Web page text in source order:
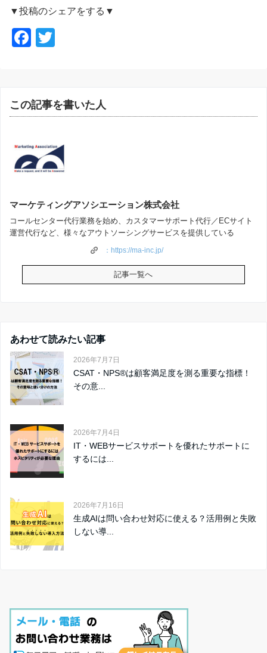
▼投稿のシェアをする▼
F
e
b
o
k
er
この記事を書いた人
マーケティングアソシエーション株式会社
コールセンター代行業務を始め、カスタマーサポート代行／ECサイト
運営代行など、様々なアウトソーシングサービスを提供している
：https://ma-inc.jp/
記事一覧へ
あわせて読みたい記事
2026年7月7日
CSAT・NPS®は顧客満足度を測る重要な指標！
その意...
2026年7月4日
IT・WEBサービスサポートを優れたサポートに
するには...
2026年7月16日
生成AIは問い合わせ対応に使える？活用例と失敗
しない導...